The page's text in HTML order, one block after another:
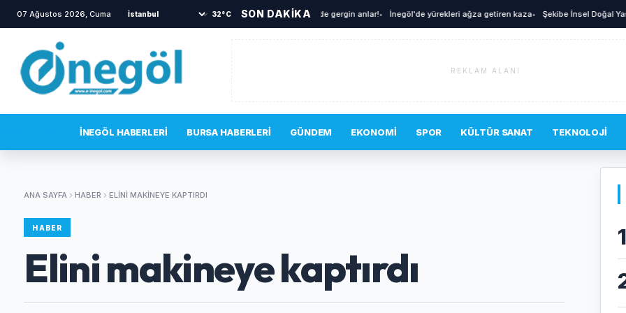
07 Ağustos 2026, Cuma 32°C SON DAKİKA
• İnegöl Devlet Hastanesi acil servisinde gergin anlar!• İnegöl'de yürekleri ağza getiren kaza • Şekibe İnsel Doğal Yaşam
REKLAM ALANI
İNEGÖL HABERLERI BURSA HABERLERI GÜNDEM EKONOMI SPOR KÜLTÜR SANAT TEKNOLOJI
ANA SAYFA HABER ELINI MAKINEYE KAPTIRDI
HABER
Elini makineye kaptırdı
1